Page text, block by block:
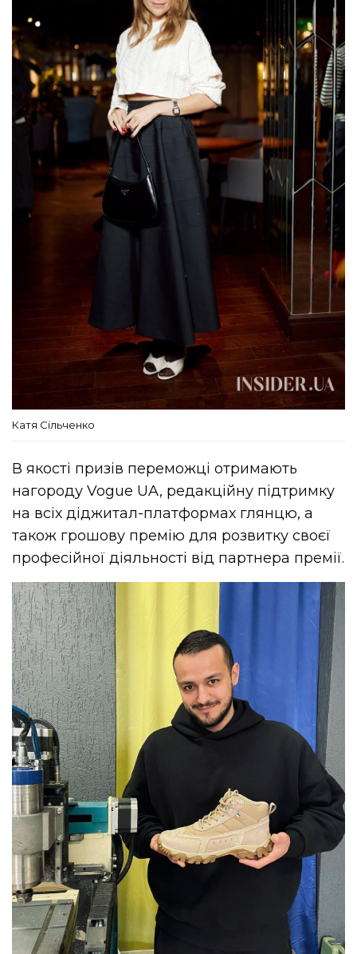
Катя Сільченко
В якості призів переможці отримають
нагороду Vogue UA, редакційну підтримку
на всіх діджитал-платформах глянцю, а
також грошову премію для розвитку своєї
професійної діяльності від партнера премії.